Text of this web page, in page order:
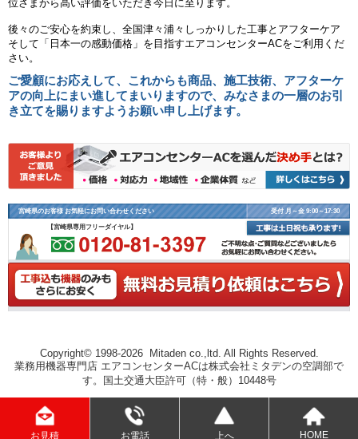
位さまから高い評価をいただき今日に至ります。
後々のご安心を約束し、全国津々浦々しっかりした工事とアフターケア
そして「日本一の感動価格」を目指すエアコンセンターACをご利用くだ
さい。
ご愛顧にお応えして、これからも商品、施工技術、アフターケ
アの向上にまい進してまいりますので、みなさまの一層のお引
き立てを賜りますようお願い申し上げます。
宮崎県のお客様 お気軽にお問い合わせください 受付 月～金 9:00～17:30
【宮崎県専用フリーダイヤル】
Copyright© 1998-2026 Mitaden co.,ltd. All Rights Reserved.
業務用機器専門店 エアコンセンターACは株式会社ミタデンの空調部で
す。国土交通大臣許可（特・般）10448号
お見積 お電話 上へ HOME